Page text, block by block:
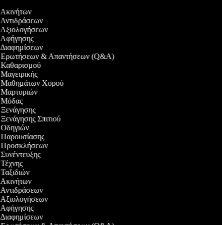
Ακινήτων
Αντιδράσεων
Αξιολογήσεων
Αφήγησης
Διαφημίσεων
Ερωτήσεων & Απαντήσεων (Q&A)
Καθαρισμού
Μαθημάτων Χορού
Μαρτυριών
Μόδας
Ξενάγησης
Σπιτιού
Οδηγιών
Παρουσίασης
Προσκλήσεων
Ακινήτων
Αντιδράσεων
Αξιολογήσεων
Αφήγησης
Διαφημίσεων